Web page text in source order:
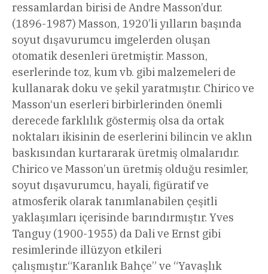
ressamlardan birisi de Andre Masson’dur.
(1896-1987) Masson, 1920’li yılların başında
soyut dışavurumcu imgelerden oluşan
otomatik desenleri üretmiştir. Masson,
eserlerinde toz, kum vb. gibi malzemeleri de
kullanarak doku ve şekil yaratmıştır. Chirico ve
Masson‘un eserleri birbirlerinden önemli
derecede farklılık göstermiş olsa da ortak
noktaları ikisinin de eserlerini bilincin ve aklın
baskısından kurtararak üretmiş olmalarıdır.
Chirico ve Masson’un üretmiş olduğu resimler,
soyut dışavurumcu, hayali, figüratif ve
atmosferik olarak tanımlanabilen çeşitli
yaklaşımları içerisinde barındırmıştır. Yves
Tanguy (1900-1955) da Dali ve Ernst gibi
resimlerinde illüzyon etkileri
çalışmıştır.“Karanlık Bahçe” ve “Yavaşlık